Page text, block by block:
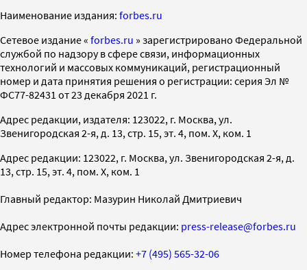
Наименование издания: forbes.ru
Cетевое издание « forbes.ru » зарегистрировано Федеральной
службой по надзору в сфере связи, информационных
технологий и массовых коммуникаций, регистрационный
номер и дата принятия решения о регистрации: серия Эл №
ФС77-82431 от 23 декабря 2021 г.
Адрес редакции, издателя: 123022, г. Москва, ул.
Звенигородская 2-я, д. 13, стр. 15, эт. 4, пом. X, ком. 1
Адрес редакции: 123022, г. Москва, ул. Звенигородская 2-я, д.
13, стр. 15, эт. 4, пом. X, ком. 1
Главный редактор: Мазурин Николай Дмитриевич
Адрес электронной почты редакции: press-release@forbes.ru
Номер телефона редакции: +7 (495) 565-32-06